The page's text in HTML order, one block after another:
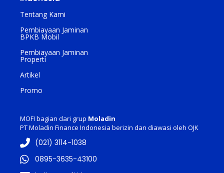
Tentang Kami
Pembiayaan Jaminan
BPKB Mobil
Pembiayaan Jaminan
Properti
Artikel
Promo
MOFI bagian dari grup Moladin
PT Moladin Finance Indonesia berizin dan diawasi oleh OJK
(021) 3114-1038
0895-3635-43100